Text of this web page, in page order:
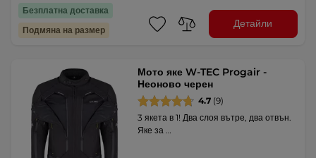
Безплатна доставка
Подмяна на размер
Детайли
Мото яке W-TEC Progair -
Неоново черен
4.7 (9)
3 якета в 1! Два слоя вътре, два отвън.
Яке за …